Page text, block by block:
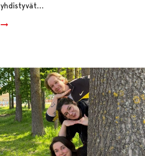
yhdistyvät…